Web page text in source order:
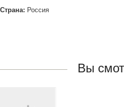
Страна: Россия
Вы